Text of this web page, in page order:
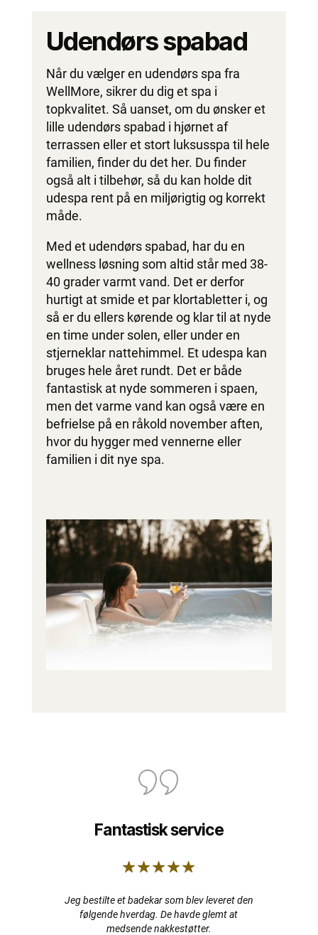
Udendørs spabad
Når du vælger en udendørs spa fra
WellMore, sikrer du dig et spa i
topkvalitet. Så uanset, om du ønsker et
lille udendørs spabad i hjørnet af
terrassen eller et stort luksusspa til hele
familien, finder du det her. Du finder
også alt i tilbehør, så du kan holde dit
udespa rent på en miljørigtig og korrekt
måde.
Med et udendørs spabad, har du en
wellness løsning som altid står med 38-
40 grader varmt vand. Det er derfor
hurtigt at smide et par klortabletter i, og
så er du ellers kørende og klar til at nyde
en time under solen, eller under en
stjerneklar nattehimmel. Et udespa kan
bruges hele året rundt. Det er både
fantastisk at nyde sommeren i spaen,
men det varme vand kan også være en
befrielse på en råkold november aften,
hvor du hygger med vennerne eller
familien i dit nye spa.
Fantastisk service
Jeg bestilte et badekar som blev leveret den
følgende hverdag. De havde glemt at
medsende nakkestøtter.